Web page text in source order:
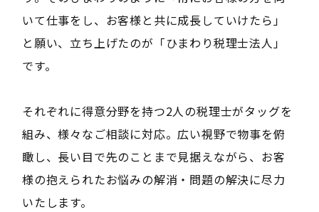
いて仕事をし、お客様と共に成長していけたら」
と願い、立ち上げたのが「ひまわり税理士法人」
です。
それぞれに得意分野を持つ2人の税理士がタッグを
組み、様々なご相談に対応。広い視野で物事を俯
瞰し、長い目で先のことまで見据えながら、お客
様の抱えられたお悩みの解消・問題の解決に尽力
いたします。